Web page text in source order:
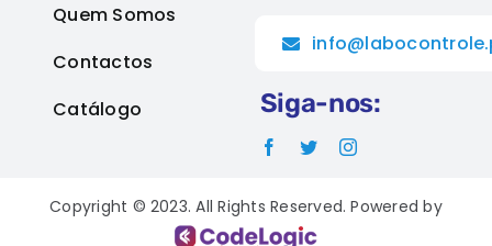
Quem Somos
Contactos
Catálogo
Siga-nos:
Copyright © 2023. All Rights Reserved. Powered by